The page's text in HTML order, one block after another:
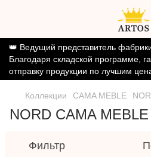
👑 Ведущий представитель
Благодаря складской программе,
отправку продукции по лучшим
Коллекции CAMA MEBLE
NORD CAMA MEBLE
Фильтр